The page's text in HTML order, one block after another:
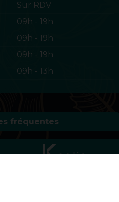
Sur RDV
09h - 19h
09h - 19h
09h - 19h
09h - 13h
fréquentes
cookies